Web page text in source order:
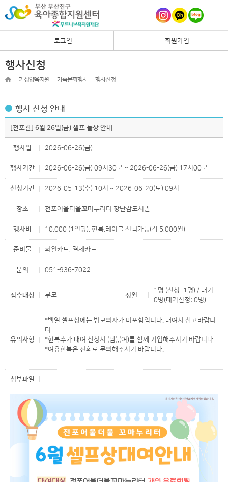
로그인 회원가입
행사신청
가정양육지원 가족문화행사 행사신청
행사 신청 안내
[전포관] 6월 26일(금) 셀프 돌상 안내
행사일 2026-06-26(금)
행사기간 2026-06-26(금) 09시30분 ~ 2026-06-26(금) 17시00분
신청기간 2026-05-13(수) 10시 ~ 2026-06-20(토) 09시
장소 전포어울더울꼬마누리터 장난감도서관
행사비 10,000 (1인당), 한복,테이블 선택가능(각 5,000원)
준비물 회원카드, 결제카드
문의 051-936-7022
접수대상 부모 정원
1명 (신청: 1명) / 대기 :
0명(대기신청: 0명)
유의사항
*백일 셀프상에는 범보의자가 미포함입니다. 대여시 참고바랍니
다.
*한복추가 대여 신청시 (남),(여)를 함께 기입해주시기 바랍니다.
*여유한복은 전화로 문의해주시기 바랍니다.
첨부파일